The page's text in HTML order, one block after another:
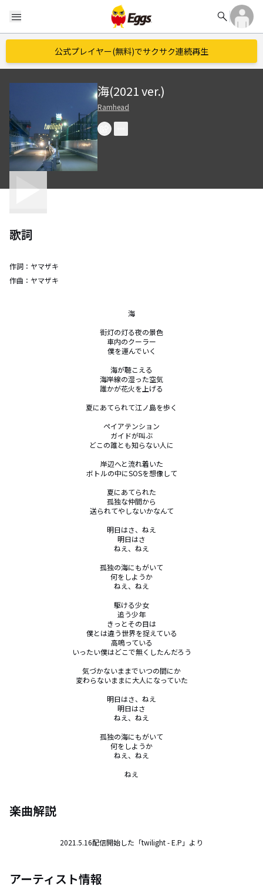
menu search
公式プレイヤー(無料)でサクサク連続再生
海(2021 ver.)
Ramhead
歌詞
作詞： ヤマザキ
作曲： ヤマザキ
海
街灯の灯る夜の景色
車内のクーラー
僕を運んでいく
海が聴こえる
海岸線の湿った空気
誰かが花火を上げる
夏にあてられて江ノ島を歩く
ペイアテンション
ガイドが叫ぶ
どこの誰とも知らない人に
岸辺へと流れ着いた
ボトルの中にSOSを想像して
夏にあてられた
孤独な仲間から
送られてやしないかなんて
明日はさ、ねえ
明日はさ
ねえ、ねえ
孤独の海にもがいて
何をしようか
ねえ、ねえ
駆ける少女
追う少年
きっとその目は
僕とは違う世界を捉えている
高鳴っている
いったい僕はどこで無くしたんだろう
気づかないままでいつの間にか
変わらないままに大人になっていた
明日はさ、ねえ
明日はさ
ねえ、ねえ
孤独の海にもがいて
何をしようか
ねえ、ねえ
ねえ
楽曲解説
2021.5.16配信開始した「twilight - E.P」より
アーティスト情報